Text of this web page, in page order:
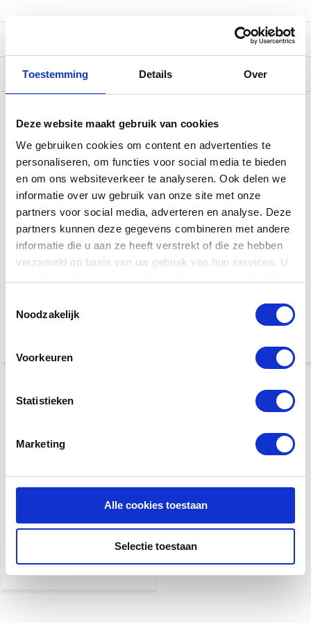
Toestemming Details Over
Deze website maakt gebruik van cookies
We gebruiken cookies om content en advertenties te
personaliseren, om functies voor social media te bieden
en om ons websiteverkeer te analyseren. Ook delen we
informatie over uw gebruik van onze site met onze
partners voor social media, adverteren en analyse. Deze
partners kunnen deze gegevens combineren met andere
informatie die u aan ze heeft verstrekt of die ze hebben
verzameld op basis van uw gebruik van hun services. U
Noodzakelijk
Voorkeuren
Statistieken
Marketing
Alle cookies toestaan
Selectie toestaan
Verzending
Gerelateerde producten
Fender Flash™ 2.0
€ 24,95
Fender Original Tuner